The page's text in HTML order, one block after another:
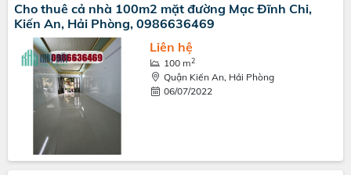
Cho thuê cả nhà 100m2 mặt đường Mạc Đĩnh Chi,
Kiến An, Hải Phòng, 0986636469
Liên hệ
100 m2
Quận Kiến An, Hải Phòng
06/07/2022